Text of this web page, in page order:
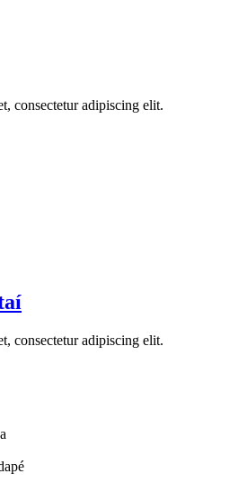
consectetur adipiscing elit.
consectetur adipiscing elit.